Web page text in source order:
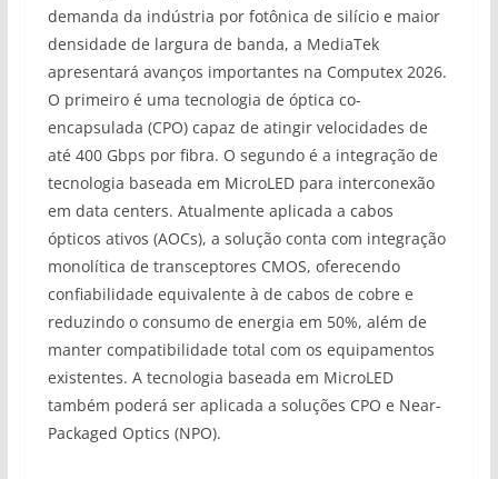
demanda da indústria por fotônica de silício e maior
densidade de largura de banda, a MediaTek
apresentará avanços importantes na Computex 2026.
O primeiro é uma tecnologia de óptica co-
encapsulada (CPO) capaz de atingir velocidades de
até 400 Gbps por fibra. O segundo é a integração de
tecnologia baseada em MicroLED para interconexão
em data centers. Atualmente aplicada a cabos
ópticos ativos (AOCs), a solução conta com integração
monolítica de transceptores CMOS, oferecendo
confiabilidade equivalente à de cabos de cobre e
reduzindo o consumo de energia em 50%, além de
manter compatibilidade total com os equipamentos
existentes. A tecnologia baseada em MicroLED
também poderá ser aplicada a soluções CPO e Near-
Packaged Optics (NPO).